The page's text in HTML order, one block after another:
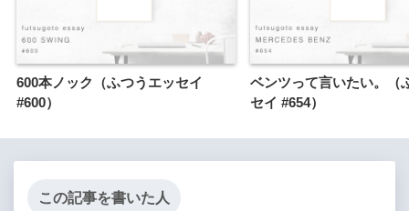
600本ノック（ふつうエッセイ
#600）
ベンツって言いたい。（
セイ #654）
この記事を書いた人